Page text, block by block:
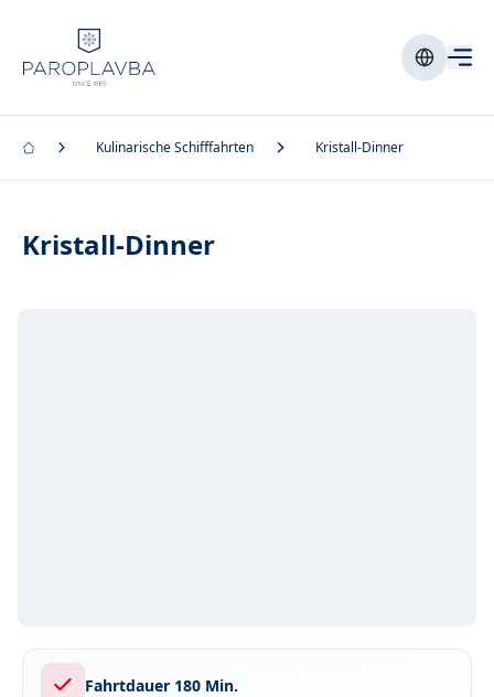
Kulinarische Schifffahrten Kristall-Dinner
Kristall-Dinner
Fahrtdauer 180 Min.